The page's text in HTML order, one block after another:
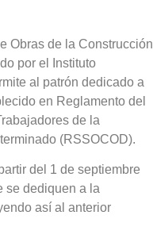
Obras de la Construcción
por el Instituto
al patrón dedicado a
en Reglamento del
de la
(RSSOCOD).
del 1 de septiembre
se dediquen a la
así al anterior